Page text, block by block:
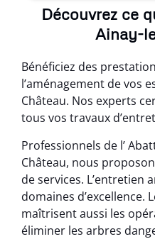
Découvrez ce
Ainay-
Bénéficiez des
l’aménagement de vos
Château. Nos experts
tous vos travaux
Professionnels de l’
Château, nous
de services. L’entretien
domaines d’excellence.
maîtrisent aussi les
éliminer les arbres